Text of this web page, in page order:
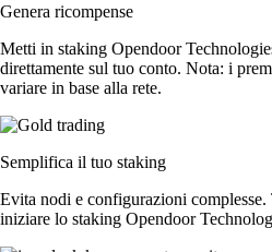
Genera ricompense
Metti in staking Opendoor
direttamente sul tuo conto. Nota: i
variare in base alla rete.
Semplifica il tuo staking
Evita nodi e configurazioni complesse.
iniziare lo staking Opendoor